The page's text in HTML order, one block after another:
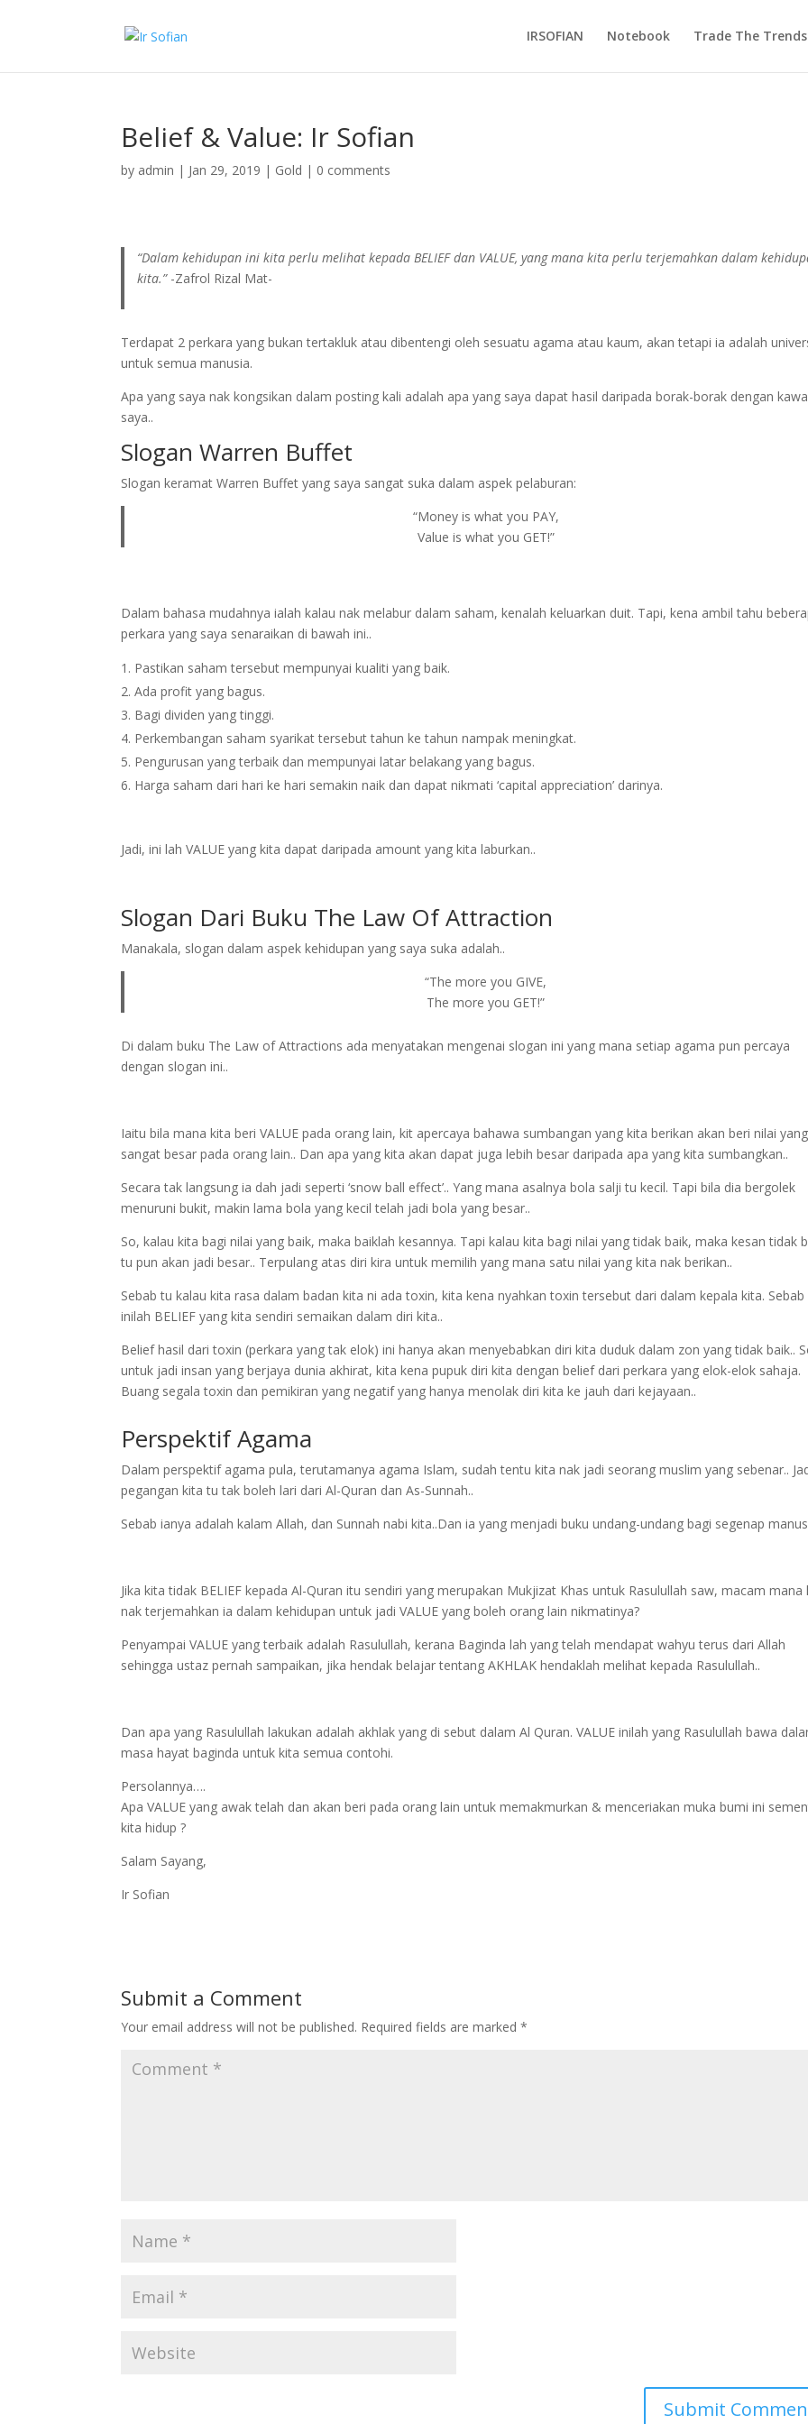
IRSOFIAN Notebook Trade The Trends
Belief & Value: Ir Sofian
by admin | Jan 29, 2019 | Gold | 0 comments
“Dalam kehidupan ini kita perlu melihat kepada BELIEF dan VALUE, yang mana kita perlu terjemahkan dalam
kita.” -Zafrol Rizal Mat-
Terdapat 2 perkara yang bukan tertakluk atau dibentengi oleh sesuatu agama atau kaum, akan tetapi ia adalah
untuk semua manusia.
Apa yang saya nak kongsikan dalam posting kali adalah apa yang saya dapat hasil daripada borak-borak dengan
saya..
Slogan Warren Buffet
Slogan keramat Warren Buffet yang saya sangat suka dalam aspek pelaburan:
“Money is what you PAY,
Value is what you GET!”
Dalam bahasa mudahnya ialah kalau nak melabur dalam saham, kenalah keluarkan duit. Tapi, kena ambil tahu
perkara yang saya senaraikan di bawah ini..
Pastikan saham tersebut mempunyai kualiti yang baik.
Ada profit yang bagus.
Bagi dividen yang tinggi.
Perkembangan saham syarikat tersebut tahun ke tahun nampak meningkat.
Pengurusan yang terbaik dan mempunyai latar belakang yang bagus.
Harga saham dari hari ke hari semakin naik dan dapat nikmati ‘capital appreciation’ darinya.
Jadi, ini lah VALUE yang kita dapat daripada amount yang kita laburkan..
Slogan Dari Buku The Law Of Attraction
Manakala, slogan dalam aspek kehidupan yang saya suka adalah..
“The more you GIVE,
The more you GET!”
Di dalam buku The Law of Attractions ada menyatakan mengenai slogan ini yang mana setiap agama pun percaya
dengan slogan ini..
Iaitu bila mana kita beri VALUE pada orang lain, kit apercaya bahawa sumbangan yang kita berikan akan beri nilai yang
sangat besar pada orang lain.. Dan apa yang kita akan dapat juga lebih besar daripada apa yang kita sumbangkan..
Secara tak langsung ia dah jadi seperti ‘snow ball effect’.. Yang mana asalnya bola salji tu kecil. Tapi bila dia bergolek
menuruni bukit, makin lama bola yang kecil telah jadi bola yang besar..
So, kalau kita bagi nilai yang baik, maka baiklah kesannya. Tapi kalau kita bagi nilai yang tidak baik, maka kesan tidak
tu pun akan jadi besar.. Terpulang atas diri kira untuk memilih yang mana satu nilai yang kita nak berikan..
Sebab tu kalau kita rasa dalam badan kita ni ada toxin, kita kena nyahkan toxin tersebut dari dalam kepala kita. Sebab
inilah BELIEF yang kita sendiri semaikan dalam diri kita..
Belief hasil dari toxin (perkara yang tak elok) ini hanya akan menyebabkan diri kita duduk dalam zon yang tidak baik..
untuk jadi insan yang berjaya dunia akhirat, kita kena pupuk diri kita dengan belief dari perkara yang elok-elok sahaja.
Buang segala toxin dan pemikiran yang negatif yang hanya menolak diri kita ke jauh dari kejayaan..
Perspektif Agama
Dalam perspektif agama pula, terutamanya agama Islam, sudah tentu kita nak jadi seorang muslim yang sebenar..
pegangan kita tu tak boleh lari dari Al-Quran dan As-Sunnah..
Sebab ianya adalah kalam Allah, dan Sunnah nabi kita..Dan ia yang menjadi buku undang-undang bagi segenap
Jika kita tidak BELIEF kepada Al-Quran itu sendiri yang merupakan Mukjizat Khas untuk Rasulullah saw, macam mana
nak terjemahkan ia dalam kehidupan untuk jadi VALUE yang boleh orang lain nikmatinya?
Penyampai VALUE yang terbaik adalah Rasulullah, kerana Baginda lah yang telah mendapat wahyu terus dari Allah
sehingga ustaz pernah sampaikan, jika hendak belajar tentang AKHLAK hendaklah melihat kepada Rasulullah..
Dan apa yang Rasulullah lakukan adalah akhlak yang di sebut dalam Al Quran. VALUE inilah yang Rasulullah bawa
masa hayat baginda untuk kita semua contohi.
Persolannya….
Apa VALUE yang awak telah dan akan beri pada orang lain untuk memakmurkan & menceriakan muka bumi ini
kita hidup ?
Salam Sayang,
Ir Sofian
Submit a Comment
Your email address will not be published. Required fields are marked*
Dapatkan Ebook
'Knowledge Trading Version 2'